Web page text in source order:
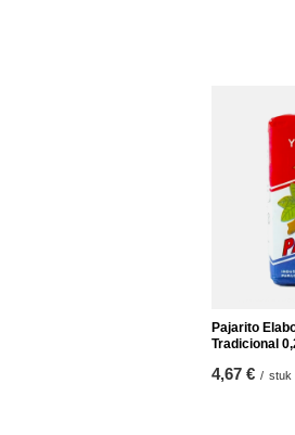
Pajarito
Tradicional
4,67 € / stuk